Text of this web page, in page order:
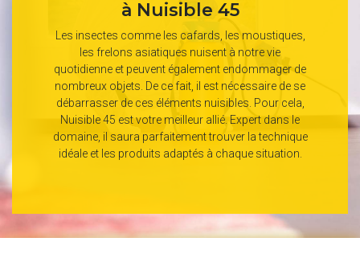
à Nuisible 45
Les insectes comme les cafards, les moustiques,
les frelons asiatiques nuisent à notre vie
quotidienne et peuvent également endommager de
nombreux objets. De ce fait, il est nécessaire de se
débarrasser de ces éléments nuisibles. Pour cela,
Nuisible 45 est votre meilleur allié. Expert dans le
domaine, il saura parfaitement trouver la technique
idéale et les produits adaptés à chaque situation.